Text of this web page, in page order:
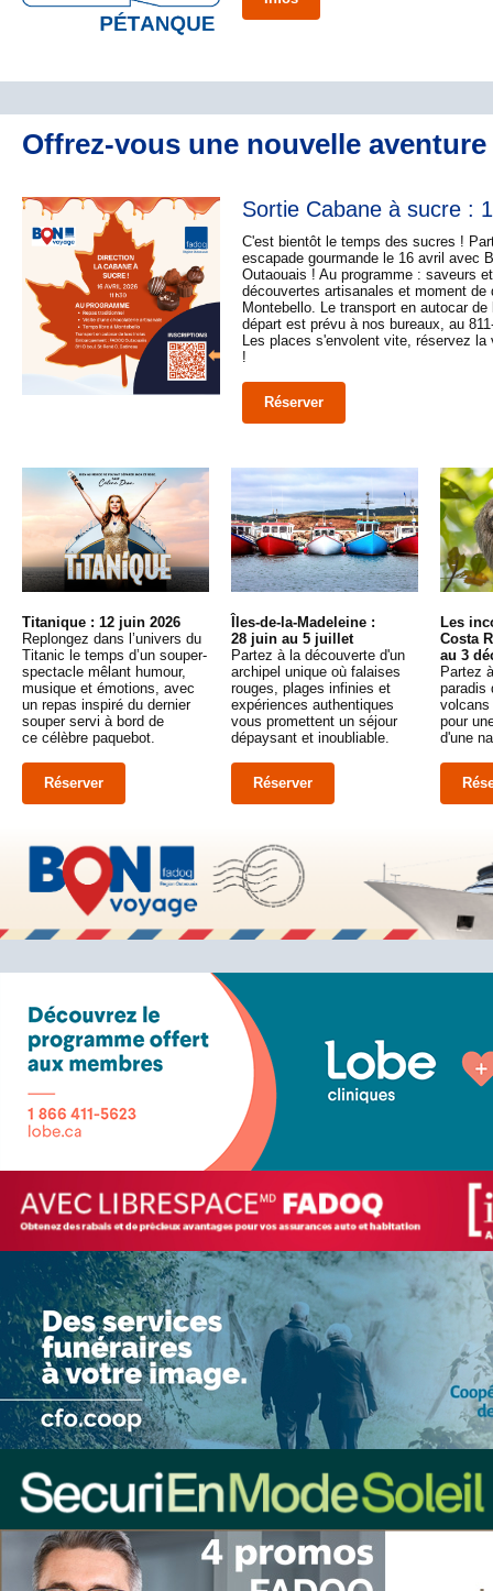
Offrez-vous une nouvelle
Sortie Cabane à sucre :
C'est bientôt le temps des sucres !
escapade gourmande le 16 avril avec
Outaouais ! Au programme : saveurs
découvertes artisanales et moment de
Montebello. Le transport en autocar
départ est prévu à nos bureaux, au
Les places s'envolent vite, réservez la
!
Réserver
Titanique : 12 juin 2026
Replongez dans l’univers du
Titanic le temps d’un souper-
spectacle mêlant humour,
musique et émotions, avec
un repas inspiré du dernier
souper servi à bord de
ce célèbre paquebot.
Réserver
Îles-de-la-Madeleine :
28 juin au 5 juillet
Partez à la découverte d'un
archipel unique où falaises
rouges, plages infinies et
expériences authentiques
vous promettent un séjour
dépaysant et inoubliable.
Réserver
Les
Costa
au 3
Partez
paradis
pour
d'une